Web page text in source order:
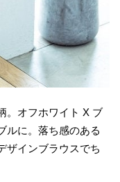
。オフホワイト X ブ
ルに。落ち感のある
ザインブラウスでち